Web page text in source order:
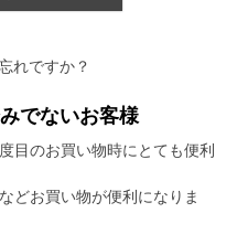
れですか？
でないお客様
目のお買い物時にとても便利
どお買い物が便利になりま